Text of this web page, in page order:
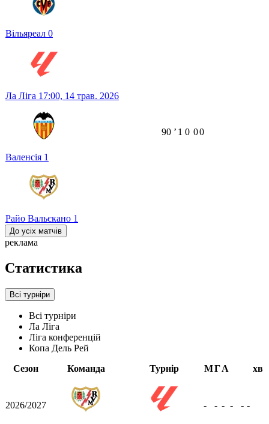
Вільяреал 0
Ла Ліга 17:00, 14 трав. 2026
Валенсія 1
Райо Вальєкано 1
90 ʼ 1 0 00
До усіх матчів
реклама
Статистика
Всі турніри
Всі турніри
Ла Ліга
Ліга конференцій
Копа Дель Рей
Сезон
Команда Турнір МГА хв
2026/2027 - - - - - -